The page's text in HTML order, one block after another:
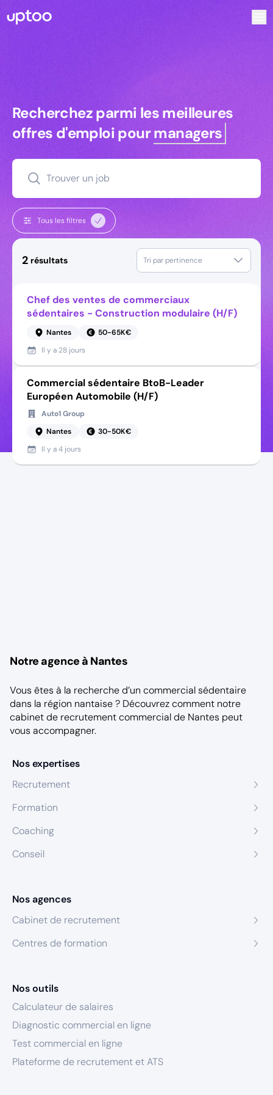
Recherchez parmi les meilleures
Recherchez parmi les meilleures
offres d'emploi pourmanagers
Trouver un job
Tous les filtres
2 résultats Tri par pertinence
Chef des ventes de commerciaux
sédentaires - Construction modulaire (H/F)
Nantes
50-65K€
Il y a 28 jours
Commercial sédentaire BtoB-Leader
Européen Automobile (H/F)
Auto1 Group
Nantes
30-50K€
Il y a4 jours
Notre agence à Nantes
Vous êtes à la recherche d’un commercial sédentaire
dans la région nantaise ? Découvrez comment notre
cabinet de recrutement commercial de Nantes peut
vous accompagner.
Nos expertises
Recrutement
Formation
Coaching
Conseil
Nos agences
Cabinet de recrutement
Centres de formation
Nos outils
Calculateur de salaires
Diagnostic commercial en ligne
Test commercial en ligne
Plateforme de recrutement et ATS